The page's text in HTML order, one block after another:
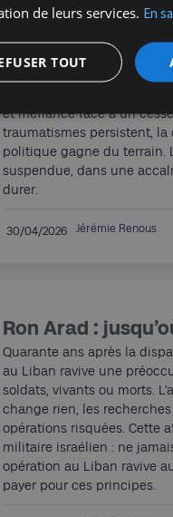
À Kiryat Shmona, le retour
contre le Hezbollah
hésitante du quotidien,
et méfiance face à un
traumatismes persistent, la
politique gagne du terrain.
suspendue, dans une
durer.
30/04/2026 Jérémie Renous
Ron Arad :
Quarante ans après la
au Liban ravive une
soldats, vivants ou morts.
change rien, les
opérations risquées. Cette
militaire israélien : ne
opération au Liban ravive
payer pour ces principes.
de leurs services. En
TOUT